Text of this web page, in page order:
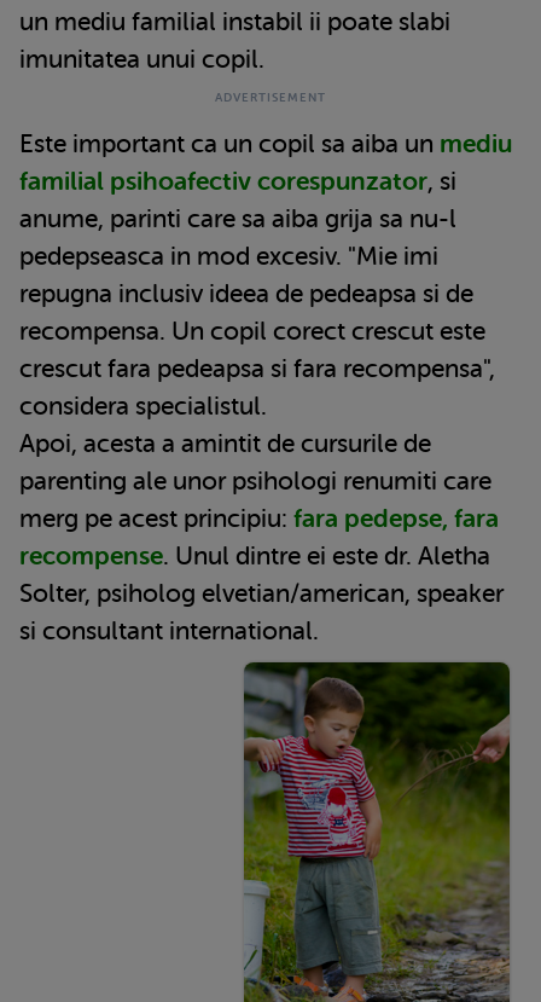
un mediu familial instabil ii poate slabi
imunitatea unui copil.
Este important ca un copil sa aiba un mediu
familial psihoafectiv corespunzator, si
anume, parinti care sa aiba grija sa nu-l
pedepseasca in mod excesiv. "Mie imi
repugna inclusiv ideea de pedeapsa si de
recompensa. Un copil corect crescut este
crescut fara pedeapsa si fara recompensa",
considera specialistul.
Apoi, acesta a amintit de cursurile de
parenting ale unor psihologi renumiti care
merg pe acest principiu: fara pedepse, fara
recompense. Unul dintre ei este dr. Aletha
Solter, psiholog elvetian/american, speaker
si consultant international.